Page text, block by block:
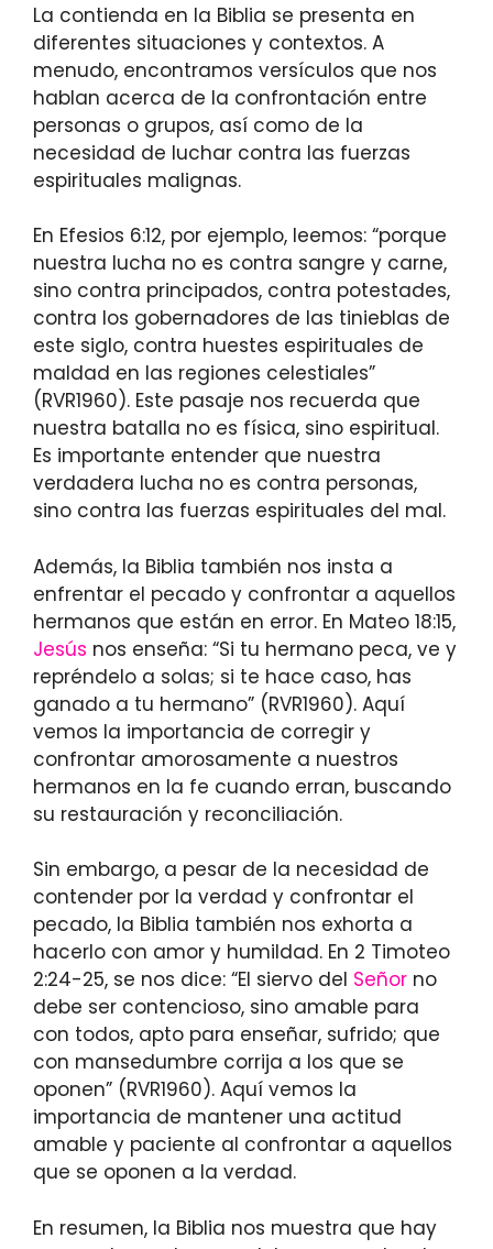
La contienda en la Biblia se presenta en
diferentes situaciones y contextos. A
menudo, encontramos versículos que nos
hablan acerca de la confrontación entre
personas o grupos, así como de la
necesidad de luchar contra las fuerzas
espirituales malignas.
En Efesios 6:12, por ejemplo, leemos: “porque
nuestra lucha no es contra sangre y carne,
sino contra principados, contra potestades,
contra los gobernadores de las tinieblas de
este siglo, contra huestes espirituales de
maldad en las regiones celestiales”
(RVR1960). Este pasaje nos recuerda que
nuestra batalla no es física, sino espiritual.
Es importante entender que nuestra
verdadera lucha no es contra personas,
sino contra las fuerzas espirituales del mal.
Además, la Biblia también nos insta a
enfrentar el pecado y confrontar a aquellos
hermanos que están en error. En Mateo 18:15,
Jesús nos enseña: “Si tu hermano peca, ve y
repréndelo a solas; si te hace caso, has
ganado a tu hermano” (RVR1960). Aquí
vemos la importancia de corregir y
confrontar amorosamente a nuestros
hermanos en la fe cuando erran, buscando
su restauración y reconciliación.
Sin embargo, a pesar de la necesidad de
contender por la verdad y confrontar el
pecado, la Biblia también nos exhorta a
hacerlo con amor y humildad. En 2 Timoteo
2:24-25, se nos dice: “El siervo del Señor no
debe ser contencioso, sino amable para
con todos, apto para enseñar, sufrido; que
con mansedumbre corrija a los que se
oponen” (RVR1960). Aquí vemos la
importancia de mantener una actitud
amable y paciente al confrontar a aquellos
que se oponen a la verdad.
En resumen, la Biblia nos muestra que hay